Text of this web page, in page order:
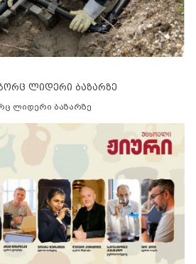
ლიდერი ბაზარზე
ლიდერი ბაზარზე